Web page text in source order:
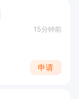
15分钟前
申请